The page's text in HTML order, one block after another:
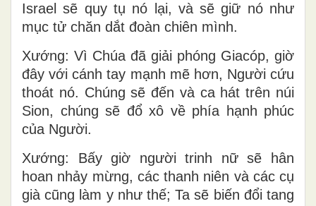
Israel sẽ quy tụ nó lại, và sẽ giữ nó như
mục tử chăn dắt đoàn chiên mình.
Xướng: Vì Chúa đã giải phóng Giacóp, giờ
đây với cánh tay mạnh mẽ hơn, Người cứu
thoát nó. Chúng sẽ đến và ca hát trên núi
Sion, chúng sẽ đổ xô về phía hạnh phúc
của Người.
Xướng: Bấy giờ người trinh nữ sẽ hân
hoan nhảy mừng, các thanh niên và các cụ
già cũng làm y như thế; Ta sẽ biến đổi tang